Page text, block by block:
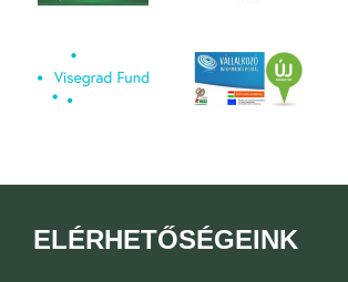
ELÉRHETŐSÉGEINK